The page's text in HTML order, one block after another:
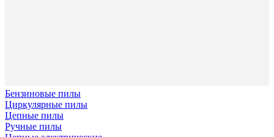
Бензиновые пилы
Циркулярные пилы
Цепные пилы
Ручные пилы